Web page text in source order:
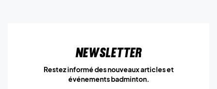
Newsletter
Restez informé des nouveaux articles et
événements badminton.